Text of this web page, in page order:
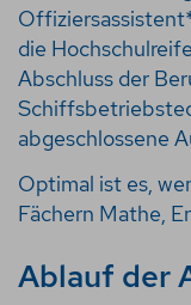
die
Abschluss der
abgeschlossene
Optimal ist es,
Fächern Mathe,
Ablauf der